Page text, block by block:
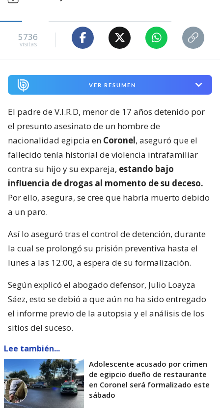
5736
visitas
VER RESUMEN
El padre de V.I.R.D, menor de 17 años detenido por
el presunto asesinato de un hombre de
nacionalidad egipcia en Coronel, aseguró que el
fallecido tenía historial de violencia intrafamiliar
contra su hijo y su expareja, estando bajo
influencia de drogas al momento de su deceso.
Por ello, asegura, se cree que habría muerto debido
a un paro.
Así lo aseguró tras el control de detención, durante
la cual se prolongó su prisión preventiva hasta el
lunes a las 12:00, a espera de su formalización.
Según explicó el abogado defensor, Julio Loayza
Sáez, esto se debió a que aún no ha sido entregado
el informe previo de la autopsia y el análisis de los
sitios del suceso.
Lee también...
Adolescente acusado por crimen
de egipcio dueño de restaurante
en Coronel será formalizado este
sábado